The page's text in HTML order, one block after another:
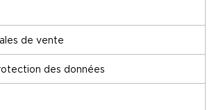
de vente
des données